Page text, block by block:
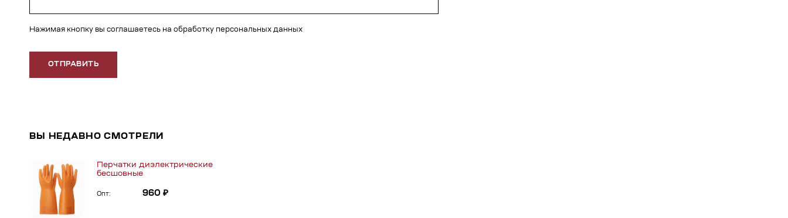
Нажимая кнопку вы соглашаетесь на обработку персональных данных
ОТПРАВИТЬ
ВЫ НЕДАВНО СМОТРЕЛИ
Перчатки диэлектрические
бесшовные
Опт: 960 ₽